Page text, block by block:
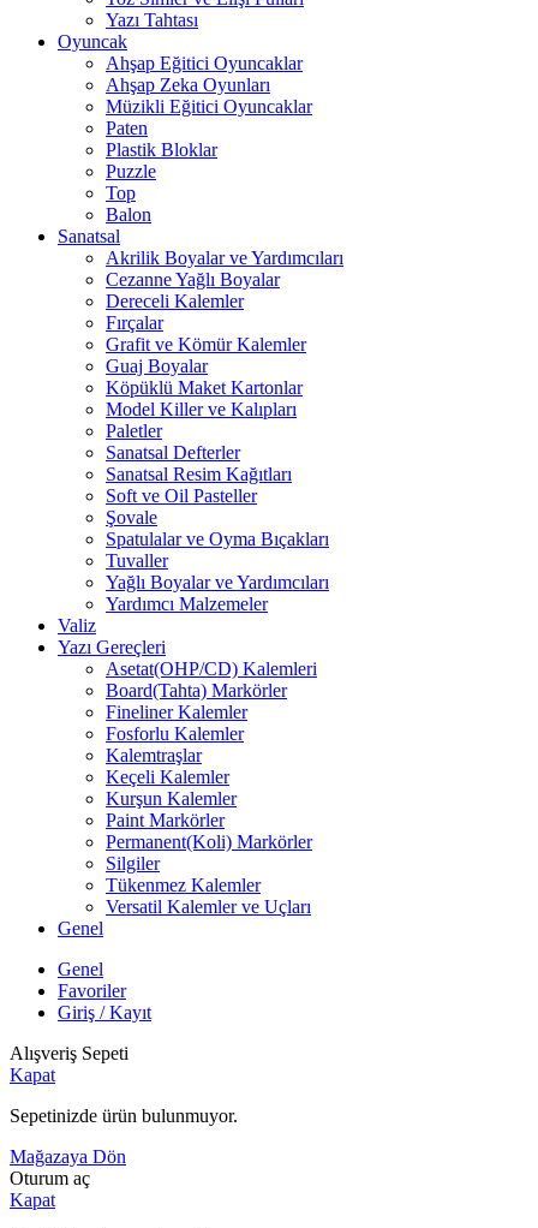
Yazı Tahtası
Oyuncak
Ahşap Eğitici Oyuncaklar
Ahşap Zeka Oyunları
Müzikli Eğitici Oyuncaklar
Paten
Plastik Bloklar
Puzzle
Top
Balon
Sanatsal
Akrilik Boyalar ve Yardımcıları
Cezanne Yağlı Boyalar
Dereceli Kalemler
Fırçalar
Grafit ve Kömür Kalemler
Guaj Boyalar
Köpüklü Maket Kartonlar
Model Killer ve Kalıpları
Paletler
Sanatsal Defterler
Sanatsal Resim Kağıtları
Soft ve Oil Pasteller
Şovale
Spatulalar ve Oyma Bıçakları
Tuvaller
Yağlı Boyalar ve Yardımcıları
Yardımcı Malzemeler
Valiz
Yazı Gereçleri
Asetat(OHP/CD) Kalemleri
Board(Tahta) Markörler
Fineliner Kalemler
Fosforlu Kalemler
Kalemtraşlar
Keçeli Kalemler
Kurşun Kalemler
Paint Markörler
Permanent(Koli) Markörler
Silgiler
Tükenmez Kalemler
Versatil Kalemler ve Uçları
Genel
Genel
Favoriler
Giriş / Kayıt
Alışveriş Sepeti
Kapat
Sepetinizde ürün bulunmuyor.
Mağazaya Dön
Oturum aç
Kapat